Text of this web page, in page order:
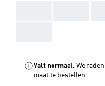
Valt normaal. We
maat te bestellen.